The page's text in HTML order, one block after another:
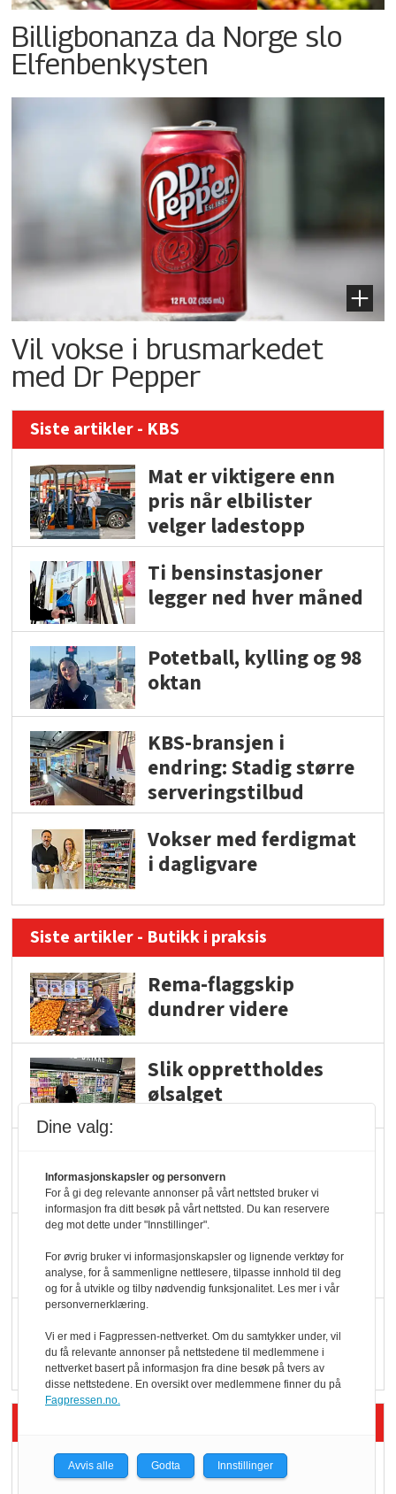
Billigbonanza da Norge slo
Elfenbenkysten
Vil vokse i brusmarkedet
med Dr Pepper
Siste artikler - KBS
Mat er viktigere enn
pris når elbilister
velger ladestopp
Ti bensinstasjoner
legger ned hver måned
Potetball, kylling og 98
oktan
KBS-bransjen i
endring: Stadig større
serveringstilbud
Vokser med ferdigmat
i dagligvare
Siste artikler - Butikk i praksis
Rema-flaggskip
dundrer videre
Slik opprettholdes
ølsalget
hyller
KI lager mat i butikken
Q passerte 1 milliard i
Rema i 2025
Kolonihagens norske
Dine valg:
Informasjonskapsler og personvern
For å gi deg relevante annonser på vårt nettsted bruker vi
informasjon fra ditt besøk på vårt nettsted. Du kan reservere
deg mot dette under "Innstillinger".
For øvrig bruker vi informasjonskapsler og lignende verktøy for
analyse, for å sammenligne nettlesere, tilpasse innhold til deg
og for å utvikle og tilby nødvendig funksjonalitet. Les mer i vår
personvernerklæring.
Vi er med i Fagpressen-nettverket. Om du samtykker under, vil
du få relevante annonser på nettstedene til medlemmene i
nettverket basert på informasjon fra dine besøk på tvers av
disse nettstedene. En oversikt over medlemmene finner du på
Fagpressen.no.
Avvis alle Godta Innstillinger